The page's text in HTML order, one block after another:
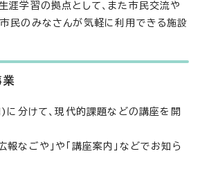
涯学習の拠点として、また市民交流や
民のみなさんが気軽に利用できる施設
業
分けて、現代的課題などの講座を開
報なごや」や「講座案内」などでお知ら